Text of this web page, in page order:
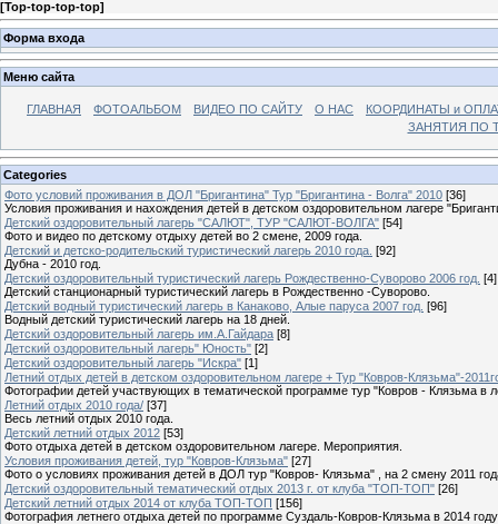
[Top-top-top-top]
Форма входа
Меню сайта
ГЛАВНАЯ ФОТОАЛЬБОМ ВИДЕО ПО САЙТУ О НАС
КООРДИНАТЫ и
ЗАНЯТИЯ ПО
Categories
Фото условий проживания в ДОЛ "Бригантина" Тур "Бригантина - Волга" 2010 [36]
Условия проживания и нахождения детей в детском оздоровительном лагере
Детский оздоровительный лагерь "САЛЮТ", ТУР "САЛЮТ-ВОЛГА" [54]
Фото и видео по детскому отдыху детей во 2 смене, 2009 года.
Детский и детско-родительский туристический лагерь 2010 года. [92]
Дубна - 2010 год.
Детский оздоровительный туристический лагерь Рождественно-Суворово 2006 год. [4]
Детский станционарный туристический лагерь в Рождественно -Суворово.
Детский водный туристический лагерь в Канаково, Алые паруса 2007 год. [96]
Водный детский туристический лагерь на 18 дней.
Детский оздоровительный лагерь им.А.Гайдара [8]
Детский оздоровительный лагерь" Юность" [2]
Детский оздоровительный лагерь "Искра" [1]
Летний отдых детей в детском оздоровительном лагере + Тур "Ковров-Клязьма"-
Фотографии детей участвующих в тематической программе тур "Ковров - Клязьма в
Летний отдых 2010 года/ [37]
Весь летний отдых 2010 года.
Детский летний отдых 2012 [53]
Фото отдыха детей в детском оздоровительном лагере. Мероприятия.
Условия проживания детей, тур "Ковров-Клязьма" [27]
Фото о условиях проживания детей в ДОЛ тур "Ковров- Клязьма" , на 2 смену 2011
Детский оздоровительный тематический отдых 2013 г. от клуба "ТОП-ТОП" [26]
Детский летний отдых 2014 от клуба ТОП-ТОП [156]
Фотография летнего отдыха детей по программе Суздаль-Ковров-Клязьма в 2014 году